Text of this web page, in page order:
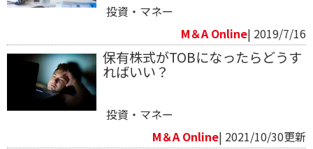
投資・マネー
M＆A Online| 2019/7/16
保有株式がTOBになったらどうす
ればいい？
投資・マネー
M＆A Online| 2021/10/30更新